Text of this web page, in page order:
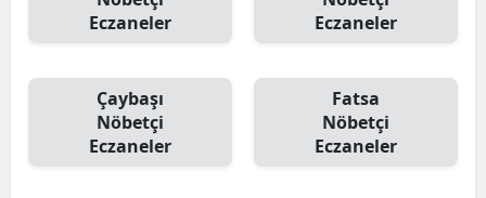
Eczaneler
Eczaneler
Çaybaşı
Nöbetçi
Eczaneler
Fatsa
Nöbetçi
Eczaneler